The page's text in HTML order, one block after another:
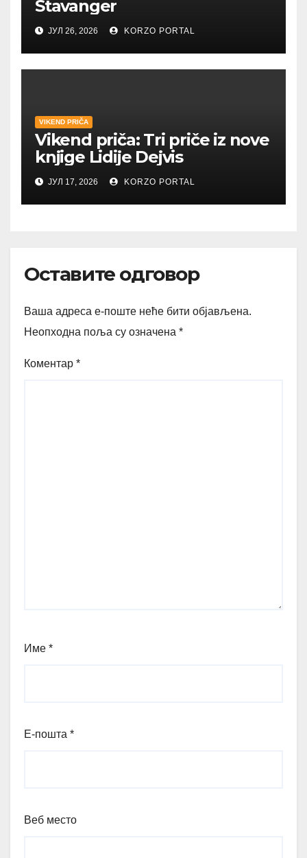
Stavanger
ЈУЛ 26, 2026 KORZO PORTAL
VIKEND PRIČA
Vikend priča: Tri priče iz nove
knjige Lidije Dejvis
ЈУЛ 17, 2026 KORZO PORTAL
Оставите одговор
Ваша адреса е-поште неће бити објављена.
Неопходна поља су означена *
Коментар *
Име *
Е-пошта *
Веб место